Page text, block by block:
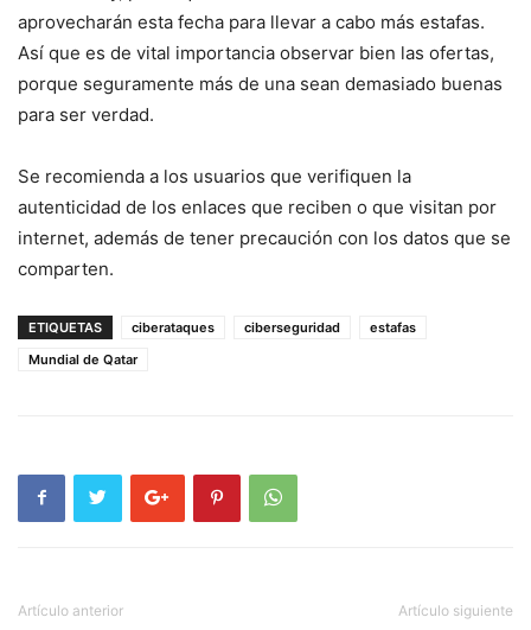
aprovecharán esta fecha para llevar a cabo más estafas.
Así que es de vital importancia observar bien las ofertas,
porque seguramente más de una sean demasiado buenas
para ser verdad.
Se recomienda a los usuarios que verifiquen la
autenticidad de los enlaces que reciben o que visitan por
internet, además de tener precaución con los datos que se
comparten.
ETIQUETAS ciberataques ciberseguridad
estafas
Mundial de Qatar
Artículo anterior Artículo siguiente